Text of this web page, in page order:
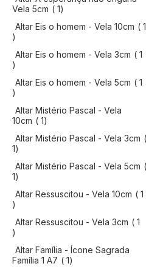
Vela 5cm
1artigo
Altar Eis o homem - Vela 10cm
1
artigo
Altar Eis o homem - Vela 3cm
1
artigo
Altar Eis o homem - Vela 5cm
1
artigo
Altar Mistério Pascal - Vela
10cm
1artigo
Altar Mistério Pascal - Vela 3cm
1artigo
Altar Mistério Pascal - Vela 5cm
1artigo
Altar Ressuscitou - Vela 10cm
1
artigo
Altar Ressuscitou - Vela 3cm
1
artigo
Altar Família - Ícone Sagrada
Família 1 A7
1artigo